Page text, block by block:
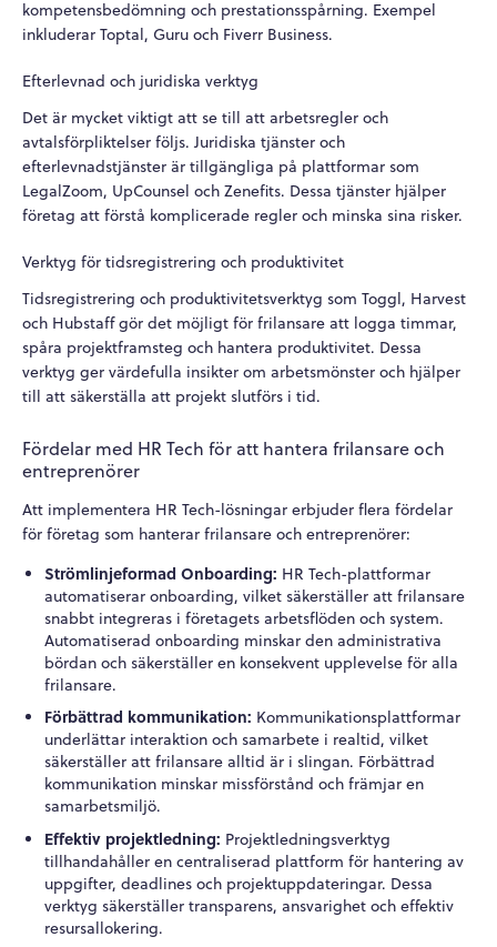
kompetensbedömning och prestationsspårning. Exempel
inkluderar Toptal, Guru och Fiverr Business.
Efterlevnad och juridiska verktyg
Det är mycket viktigt att se till att arbetsregler och
avtalsförpliktelser följs. Juridiska tjänster och
efterlevnadstjänster är tillgängliga på plattformar som
LegalZoom, UpCounsel och Zenefits. Dessa tjänster hjälper
företag att förstå komplicerade regler och minska sina risker.
Verktyg för tidsregistrering och produktivitet
Tidsregistrering och produktivitetsverktyg som Toggl, Harvest
och Hubstaff gör det möjligt för frilansare att logga timmar,
spåra projektframsteg och hantera produktivitet. Dessa
verktyg ger värdefulla insikter om arbetsmönster och hjälper
till att säkerställa att projekt slutförs i tid.
Fördelar med HR Tech för att hantera frilansare och
entreprenörer
Att implementera HR Tech-lösningar erbjuder flera fördelar
för företag som hanterar frilansare och entreprenörer:
Strömlinjeformad Onboarding: HR Tech-plattformar
automatiserar onboarding, vilket säkerställer att frilansare
snabbt integreras i företagets arbetsflöden och system.
Automatiserad onboarding minskar den administrativa
bördan och säkerställer en konsekvent upplevelse för alla
frilansare.
Förbättrad kommunikation: Kommunikationsplattformar
underlättar interaktion och samarbete i realtid, vilket
säkerställer att frilansare alltid är i slingan. Förbättrad
kommunikation minskar missförstånd och främjar en
samarbetsmiljö.
Effektiv projektledning: Projektledningsverktyg
tillhandahåller en centraliserad plattform för hantering av
uppgifter, deadlines och projektuppdateringar. Dessa
verktyg säkerställer transparens, ansvarighet och effektiv
resursallokering.